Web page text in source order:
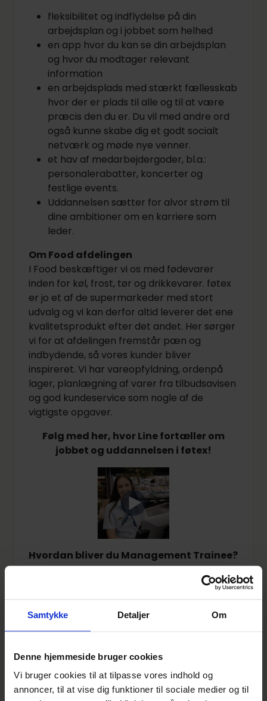
Samtykke Detaljer Om
Denne hjemmeside bruger cookies
Vi bruger cookies til at tilpasse vores indhold og
annoncer, til at vise dig funktioner til sociale medier og til
fleksibilitet og indflydelse på din
arbejdsplan og i jobbet som helhed
en app hvor du kan se din arbejdsplan
og hvor du modtager relevant
information
en arbejdsplads med stærkt fællesskab
hvor der er plads til alle og til at være
præcis den du er. Du vil med andre ord
også kunne skabe dig et godt socialt
netværk og møde nye venner.
et hav af medarbejdergoder, bl.a.:
personalerabatter, koncerter og
festlige events.
Uddannelsen sætter for alvor strøm til
dine ambitioner om en karriere som
leder.
Om Food afdelingen
I Food beskæftiger vi os med fødevarer
inden for køl, frost, tør og drikkevarer. føtex
er jo et af de supermarkeder med stort
udvalg og vi kan derfor altid leverer det ene
kvalitetsprodukt efter det andet. Her sørger
vi for at afdelingen fremstår pæn og
indbydende, så vores kunder bliver
inspireret. Vi har vareopfyldning, ordenpå
lager, planlægning af varer fra tilbudsavisen
og god kundeservice som nogle af de
vigtigste opgaver.
Følg med her, hvor Line fortæller om
jobbet og uddannelsen i føtex!
Hvordan bliver du Management Trainee?
EUD/EUX Business-eksamen
HHX-eksamen
HTX-eksamen, kombineret med 5-ugers
EUD/HGS